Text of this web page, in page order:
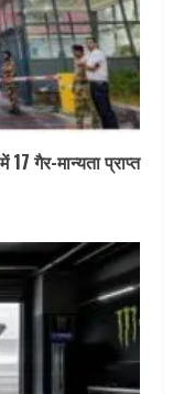
17 गैर-मान्यता प्राप्त